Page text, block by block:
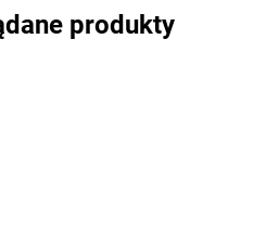
produkty